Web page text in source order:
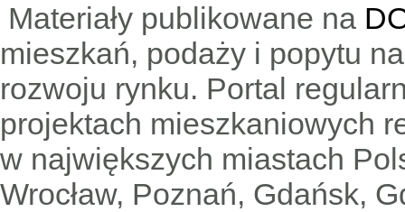
Materiały publikowane na
mieszkań, podaży i popytu
rozwoju rynku. Portal
projektach mieszkaniowych
w największych miastach
Wrocław, Poznań, Gdańsk,